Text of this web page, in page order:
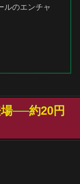
ルのエンチャ
──約20円